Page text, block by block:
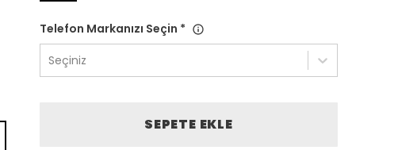
Telefon Markanızı Seçin *
Seçiniz
SEPETE EKLE